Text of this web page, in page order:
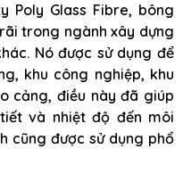
Poly Glass Fibre, bông
trong ngành xây dựng
Nó được sử dụng để
khu công nghiệp, khu
cảng, điều này đã giúp
và nhiệt độ đến môi
cũng được sử dụng phổ